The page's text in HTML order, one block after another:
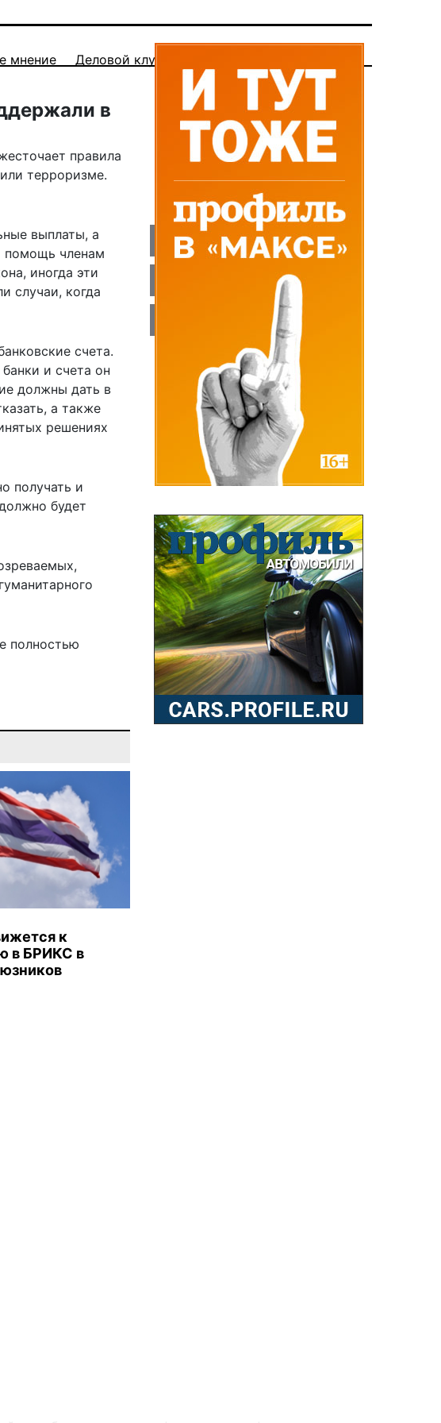
мнение Деловой клуб
в
правила
терроризме.
выплаты, а
помощь членам
иногда эти
случаи, когда
счета.
и счета он
должны дать в
а также
решениях
получать и
будет
полностью
к
в БРИКС в